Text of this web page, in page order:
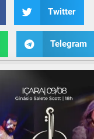
Twitter
Telegram